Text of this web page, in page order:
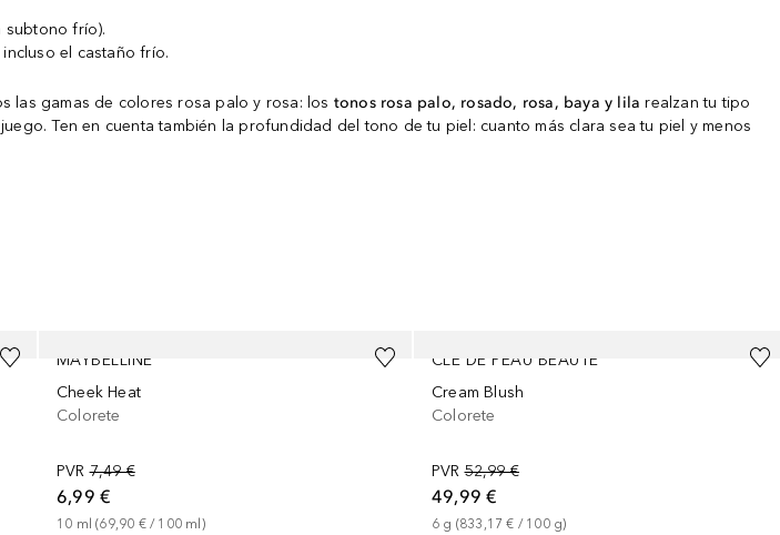
subtono frío).
el castaño frío.
las gamas de colores rosa palo y rosa: los tonos rosa palo, rosado, rosa, baya y lila realzan tu tipo
Ten en cuenta también la profundidad del tono de tu piel: cuanto más clara sea tu piel y menos
MAYBELLINE
Cheek Heat
Colorete
PVR 7,49 €
6,99 €
10 ml (69,90 € / 100 ml )
CLÉ DE PEAU BEAUTÉ
Cream Blush
Colorete
PVR 52,99 €
49,99 €
6 g (833,17 € / 100 g)